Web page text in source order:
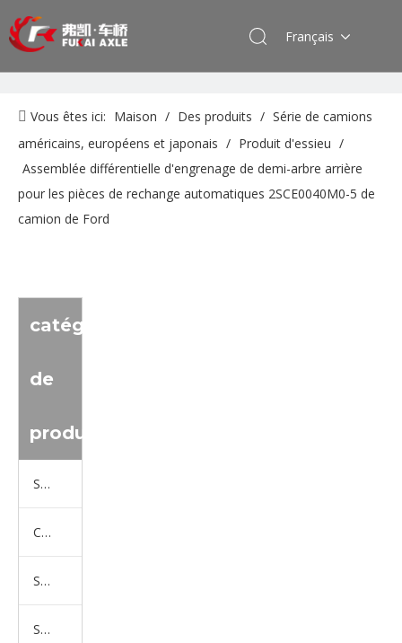
Français
Vous êtes ici: Maison / Des produits / Série de camions
américains, européens et japonais / Produit d'essieu /
Assemblée différentielle d'engrenage de demi-arbre arrière
pour les pièces de rechange automatiques 2SCE0040M0-5 de
camion de Ford
catégorie
de
produit
Série de camions Sinotruk
Camion Shacman Série
Série de camions SAIC-lveco Hongyan
Série de camions Foton Auman